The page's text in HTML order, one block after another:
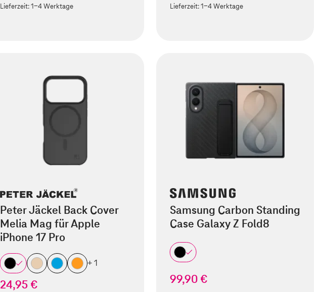
Lieferzeit:1-4 Werktage Lieferzeit:1-4 Werktage
Peter Jäckel Back Cover
Melia Mag für Apple
iPhone 17 Pro
+ 1
24,95 €
Samsung Carbon Standing
Case Galaxy Z Fold8
99,90 €